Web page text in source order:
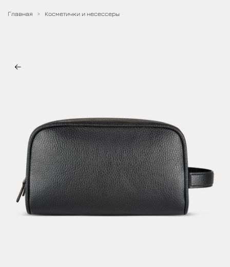
Главная Косметички и несессеры